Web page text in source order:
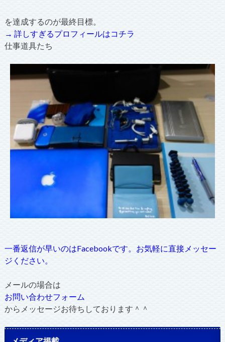
を達成するのが最終目標。
→ 詳しすぎるプロフィールはコチラ
仕事道具たち
一番返信が早いのはFacebookです。お気軽に直接メッセー
ジください。
メールの場合は
お問い合わせフォーム
からメッセージお待ちしております＾＾